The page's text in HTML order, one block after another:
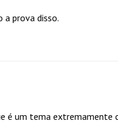
a prova disso.
é um tema extremamente